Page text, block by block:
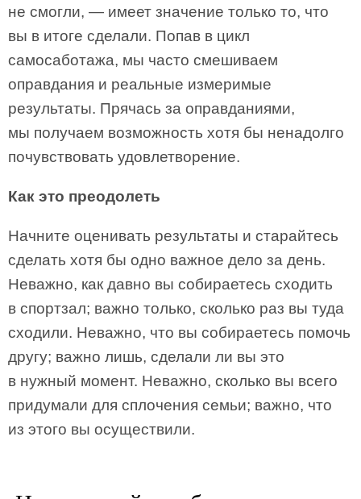
не смогли, — имеет значение только то, что
вы в итоге сделали. Попав в цикл
самосаботажа, мы часто смешиваем
оправдания и реальные измеримые
результаты. Прячась за оправданиями,
мы получаем возможность хотя бы ненадолго
почувствовать удовлетворение.
Как это преодолеть
Начните оценивать результаты и старайтесь
сделать хотя бы одно важное дело за день.
Неважно, как давно вы собираетесь сходить
в спортзал; важно только, сколько раз вы туда
сходили. Неважно, что вы собираетесь помочь
другу; важно лишь, сделали ли вы это
в нужный момент. Неважно, сколько вы всего
придумали для сплочения семьи; важно, что
из этого вы осуществили.